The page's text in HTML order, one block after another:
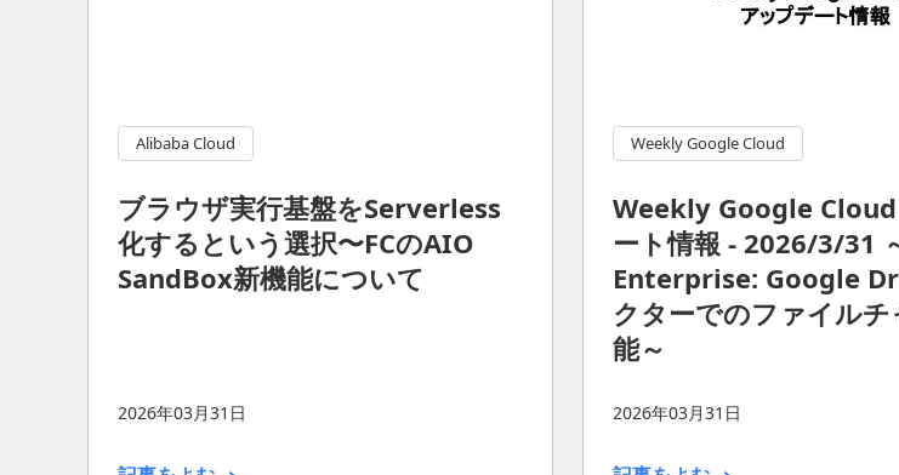
Alibaba Cloud
ブラウザ実行基盤をServerless
化するという選択〜FCのAIO
SandBox新機能について
2026年03月31日
Weekly Google Cloud
Weekly Google
ート情報 - 2026/3/31
Enterprise: Google
クターでのファイル
能～
2026年03月31日